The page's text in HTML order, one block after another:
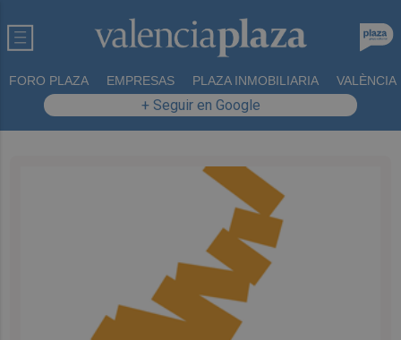
FORO PLAZA EMPRESAS PLAZA INMOBILIARIA VALÈNCIA
+ Seguir en Google